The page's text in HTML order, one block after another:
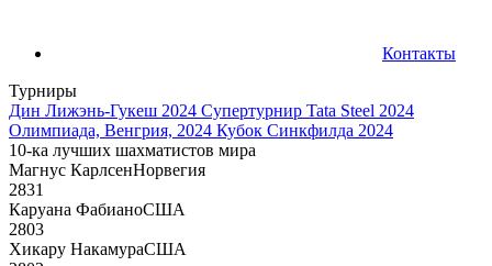
Контакты
Турниры
Дин Лижэнь-Гукеш 2024 Супертурнир Tata Steel 2024
Олимпиада, Венгрия, 2024 Кубок Синкфилда 2024
10-ка лучших шахматистов мира
Магнус КарлсенНорвегия
2831
Каруана ФабианоСША
2803
Хикару НакамураСША